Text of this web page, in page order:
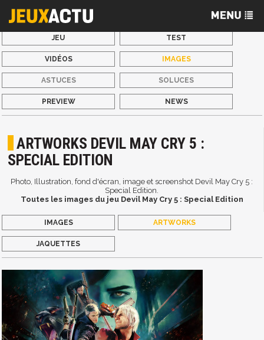
JEU TEST
VIDÉOS IMAGES
ASTUCES SOLUCES
PREVIEW NEWS
ARTWORKS DEVIL MAY CRY 5 :
SPECIAL EDITION
Photo, Illustration, fond d'écran, image et screenshot Devil May Cry 5 :
Special Edition.
Toutes les images du jeu Devil May Cry 5 : Special Edition
IMAGES ARTWORKS
JAQUETTES